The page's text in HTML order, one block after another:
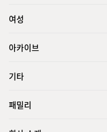
여성
아카이브
기타
패밀리